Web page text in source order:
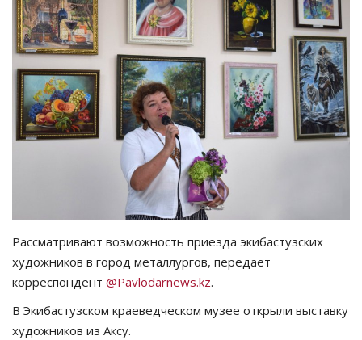
СПЕЦПРОЕКТЫ
СПОРТ
Чек-лист
РАЗВЛЕЧЕНИЯ
Язык
Рассматривают возможность приезда экибастузских
художников в город металлургов, передает
корреспондент @Pavlodarnews.kz.
В Экибастузском краеведческом музее открыли выставку
художников из Аксу.